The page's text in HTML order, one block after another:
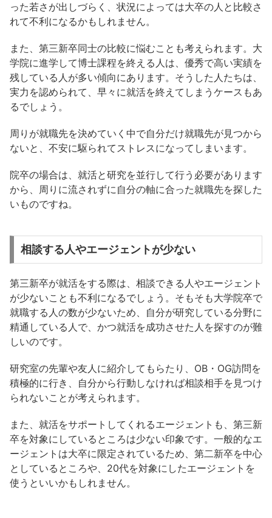
った若さが出しづらく、状況によっては大卒の人と比較さ
れて不利になるかもしれません。
また、第三新卒同士の比較に悩むことも考えられます。大
学院に進学して博士課程を終える人は、優秀で高い実績を
残している人が多い傾向にあります。そうした人たちは、
実力を認められて、早々に就活を終えてしまうケースもあ
るでしょう。
周りが就職先を決めていく中で自分だけ就職先が見つから
ないと、不安に駆られてストレスになってしまいます。
院卒の場合は、就活と研究を並行して行う必要があります
から、周りに流されずに自分の軸に合った就職先を探した
いものですね。
相談する人やエージェントが少ない
第三新卒が就活をする際は、相談できる人やエージェント
が少ないことも不利になるでしょう。そもそも大学院卒で
就職する人の数が少ないため、自分が研究している分野に
精通している人で、かつ就活を成功させた人を探すのが難
しいのです。
研究室の先輩や友人に紹介してもらたり、OB・OG訪問を
積極的に行き、自分から行動しなければ相談相手を見つけ
られないことが考えられます。
また、就活をサポートしてくれるエージェントも、第三新
卒を対象にしているところは少ない印象です。一般的なエ
ージェントは大卒に限定されているため、第二新卒を中心
としているところや、20代を対象にしたエージェントを
使うといいかもしれません。